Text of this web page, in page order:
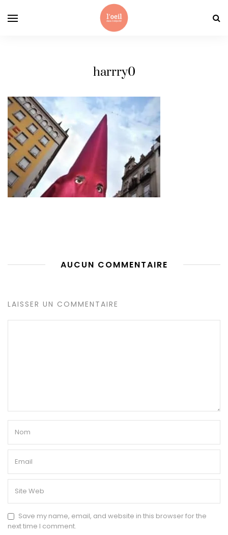
harrry0
AUCUN COMMENTAIRE
LAISSER UN COMMENTAIRE
Save my name, email, and website in this browser for the
next time I comment.